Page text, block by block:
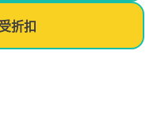
折扣